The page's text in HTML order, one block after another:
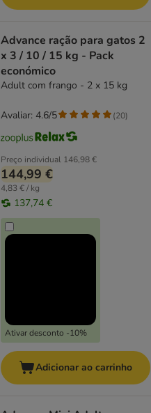
Advance ração para gatos 2
x 3 / 10 / 15 kg - Pack
económico
Adult com frango - 2 x 15 kg
Preço individual 146,98 €
144,99 €
4,83 € / kg
137,74 €
Ativar desconto -10%
Avaliar: 4.6/5 (20)
Adicionar ao carrinho